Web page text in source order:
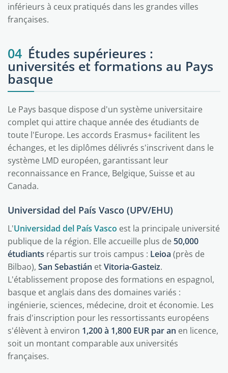
inférieurs à ceux pratiqués dans les grandes villes
françaises.
04 Études supérieures :
universités et formations au Pays
basque
Le Pays basque dispose d'un système universitaire
complet qui attire chaque année des étudiants de
toute l'Europe. Les accords Erasmus+ facilitent les
échanges, et les diplômes délivrés s'inscrivent dans le
système LMD européen, garantissant leur
reconnaissance en France, Belgique, Suisse et au
Canada.
Universidad del País Vasco (UPV/EHU)
L'Universidad del País Vasco est la principale université
publique de la région. Elle accueille plus de 50,000
étudiants répartis sur trois campus : Leioa (près de
Bilbao), San Sebastián etVitoria-Gasteiz.
L'établissement propose des formations en espagnol,
basque et anglais dans des domaines variés :
ingénierie, sciences, médecine, droit et économie. Les
frais d'inscription pour les ressortissants européens
s'élèvent à environ 1,200 à 1,800 EUR par an en licence,
soit un montant comparable aux universités
françaises.